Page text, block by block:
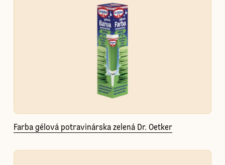
Farba gélová potravinárska zelená Dr. Oetker